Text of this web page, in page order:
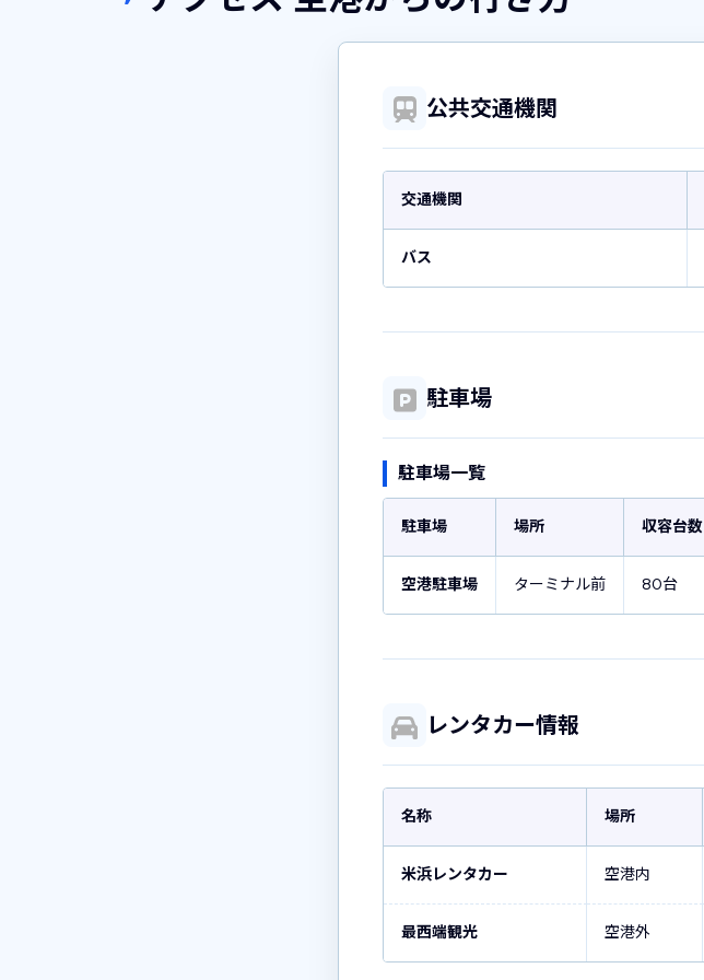
公共交通機関
交通機関
バス
駐車場
駐車場一覧
駐車場 場所 収容台数
空港駐車場 ターミナル前 80台
レンタカー情報
名称 場所
米浜レンタカー 空港内
最西端観光 空港外